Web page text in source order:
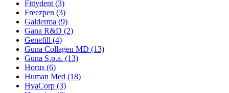
Fittydent (3)
Freezpen (3)
Galderma (9)
Gana R&D (2)
Genefill (4)
Guna Collagen MD (13)
Guna S.p.a. (13)
Horus (6)
Human Med (18)
HyaCorp (3)